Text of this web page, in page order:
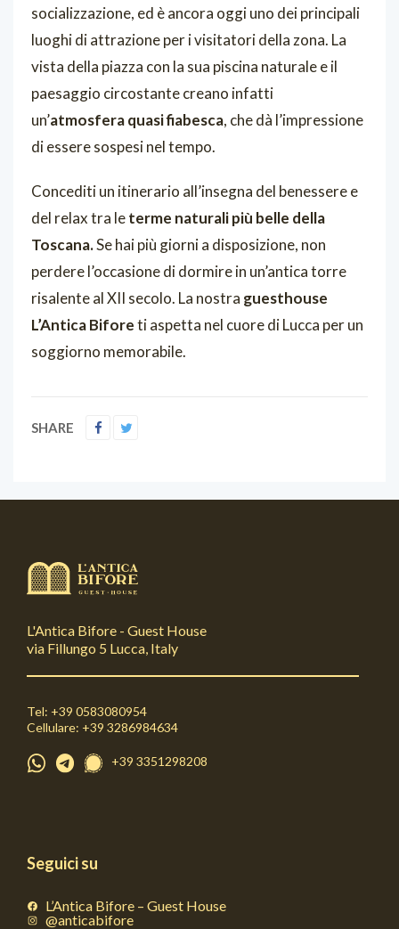
socializzazione, ed è ancora oggi uno dei principali
luoghi di attrazione per i visitatori della zona. La
vista della piazza con la sua piscina naturale e il
paesaggio circostante creano infatti
un’atmosfera quasi fiabesca, che dà l’impressione
di essere sospesi nel tempo.
Concediti un itinerario all’insegna del benessere e
del relax tra leterme naturali più belle della
Toscana.Se hai più giorni a disposizione, non
perdere l’occasione di dormire in un’antica torre
risalente al XII secolo. La nostra guesthouse
L’Antica Biforeti aspetta nel cuore di Lucca per un
soggiorno memorabile.
SHARE
L'Antica Bifore - Guest House
via Fillungo 5 Lucca, Italy
Tel: +39 0583080954
Cellulare: +39 3286984634
+39 3351298208
Seguici su
L’Antica Bifore – Guest House
@anticabifore